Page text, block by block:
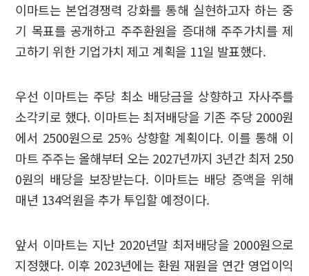
이마트는 본업경쟁력 강화를 통해 실현하고자 하는 중
기 목표를 공개하고 주주환원을 증대해 주주가치를 제
고하기 위한 기업가치 제고 계획을 11일 발표했다.
우선 이마트는 주당 최소 배당금을 상향하고 자사주를
소각키로 했다. 이마트는 최저배당을 기존 주당 2000원
에서 2500원으로 25% 상향할 계획이다. 이를 통해 이
마트 주주는 올해부터 오는 2027년까지 3년간 최저 250
0원의 배당을 보장받는다. 이마트는 배당 증액을 위해
매년 134억원을 추가 투입할 예정이다.
앞서 이마트는 지난 2020년말 최저배당을 2000원으로
지정했다. 이후 2023년에는 환원 재원을 연간 영업이익